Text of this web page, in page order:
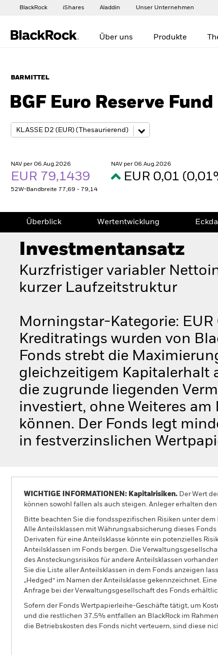
BlackRock iShares Aladdin Unser Unternehmen
Über uns Produkte
BARMITTEL
BGF Euro Reserve Fund
NAV per 06.Aug.2026
EUR 79,1439
52W-Bandbreite 77,69 - 79,14
NAV per 06.Aug.2026
EUR 0,01
Überblick Wertentwicklung
Investmentansatz
Kurzfristiger variabler
kurzer Laufzeitstruktur
Morningstar-Kategorie:
Kreditratings wurden von
Fonds strebt die
gleichzeitigem Kapitalerhalt
die zugrunde liegenden
investiert, ohne Weiteres
können. Der Fonds legt
in festverzinslichen
WICHTIGE INFORMATIONEN: Kapitalrisiken. Der Wert
können sowohl fallen als auch steigen. Anleger erhalten
Bitte beachten Sie die fondsspezifischen Risiken unter dem
Alle Anteilsklassen mit Währungsabsicherung dieses
Derivaten für eine Anteilsklasse könnte ein potenzielles
Anteilsklassen im Fonds bergen. Die
des Ansteckungsrisikos für andere Anteilsklassen
Sie die Liste aller Anteilsklassen in dem Fonds anzeigen
„Hedged“ im Namen der Anteilsklasse gekennzeichnet.
Anfrage bei der Verwaltungsgesellschaft des Fonds
Sofern der Fonds Wertpapierleihe-Geschäfte tätigt, um
und die restlichen 37,5% entfallen an BlackRock im
die Betriebskosten des Fonds nicht verteuern, sind diese